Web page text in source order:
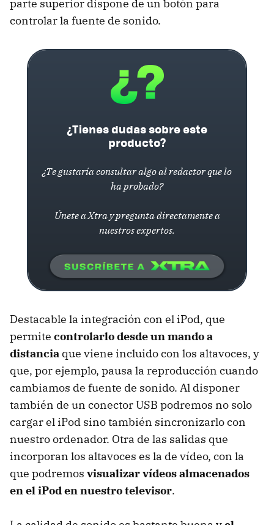
parte superior dispone de un botón para
controlar la fuente de sonido.
¿Tienes dudas sobre este
producto?
¿Te gustaría consultar algo al redactor que lo
ha probado?
Únete a Xtra y pregunta directamente a
nuestros expertos.
Destacable la integración con el iPod, que
permite controlarlo desde un mando a
distancia que viene incluido con los altavoces, y
que, por ejemplo, pausa la reproducción cuando
cambiamos de fuente de sonido. Al disponer
también de un conector USB podremos no solo
cargar el iPod sino también sincronizarlo con
nuestro ordenador. Otra de las salidas que
incorporan los altavoces es la de vídeo, con la
que podremos visualizar vídeos almacenados
en el iPod en nuestro televisor.